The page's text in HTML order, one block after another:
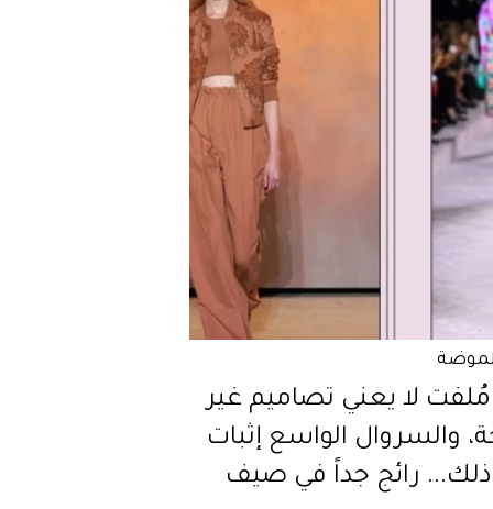
لا يعني تصاميم غير
والسروال الواسع إثبات
رائج جداً في صيف